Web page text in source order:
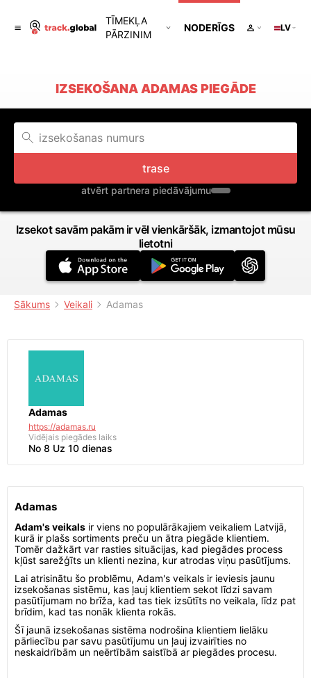
TĪMEKĻA
PĀRZINIM
NODERĪGS LV
IZSEKOŠANA ADAMAS PIEGĀDE
trase
atvērt partnera piedāvājumu
Izsekot savām pakām ir vēl vienkāršāk, izmantojot mūsu
lietotni
Sākums Veikali Adamas
Adamas
https://adamas.ru
Vidējais piegādes laiks
No 8 Uz 10 dienas
Adamas
Adam's veikals ir viens no populārākajiem veikaliem Latvijā,
kurā ir plašs sortiments preču un ātra piegāde klientiem.
Tomēr dažkārt var rasties situācijas, kad piegādes process
kļūst sarežģīts un klienti nezina, kur atrodas viņu pasūtījums.
Lai atrisinātu šo problēmu, Adam's veikals ir ieviesis jaunu
izsekošanas sistēmu, kas ļauj klientiem sekot līdzi savam
pasūtījumam no brīža, kad tas tiek izsūtīts no veikala, līdz pat
brīdim, kad tas nonāk klienta rokās.
Šī jaunā izsekošanas sistēma nodrošina klientiem lielāku
pārliecību par savu pasūtījumu un ļauj izvairīties no
neskaidrībām un neērtībām saistībā ar piegādes procesu.